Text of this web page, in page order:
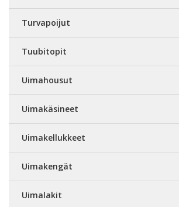
Turvapoijut
Tuubitopit
Uimahousut
Uimakäsineet
Uimakellukkeet
Uimakengät
Uimalakit